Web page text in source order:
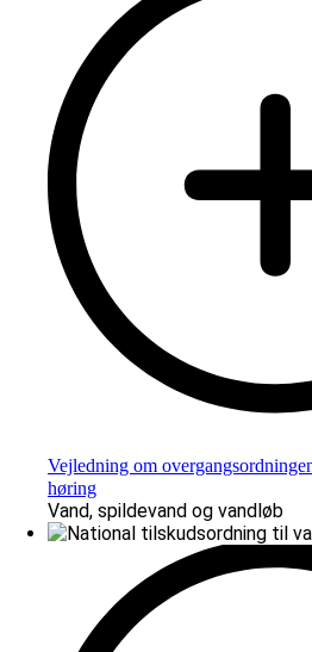
Vejledning om
høring
Vand, spildevand og vandløb